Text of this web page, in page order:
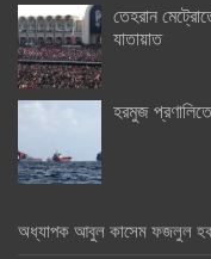
তেহরান
যাতায়াত
হরমুজ
অধ্যাপক আবুল কাসেম ফজলুল হক